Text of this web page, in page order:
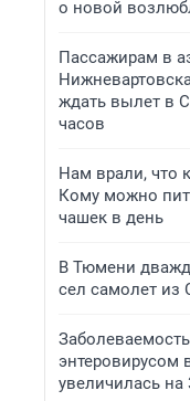
о новой
Пассажирам в
ждать вылет в
часов
Нам врали, что
Кому можно
чашек в день
В Тюмени
сел самолет из
Заболеваемость
энтеровирусом
увеличилась на